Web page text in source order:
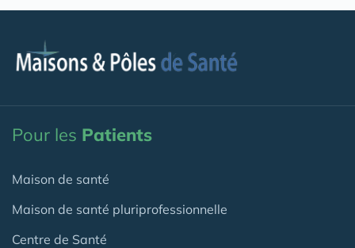
Pour les Patients
Maison de santé
Maison de santé pluriprofessionnelle
Centre de Santé